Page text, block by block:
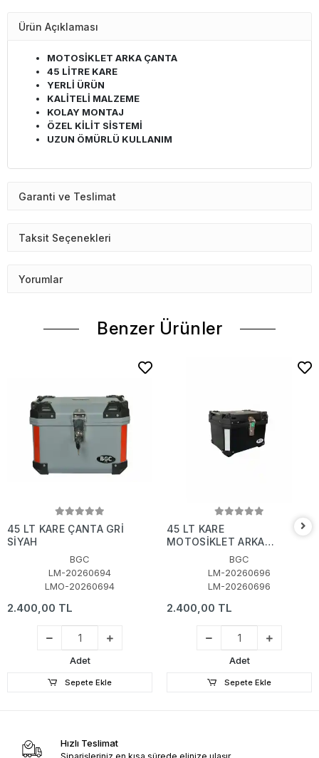
Ürün Açıklaması
MOTOSİKLET ARKA ÇANTA
45 LİTRE KARE
YERLİ ÜRÜN
KALİTELİ MALZEME
KOLAY MONTAJ
ÖZEL KİLİT SİSTEMİ
UZUN ÖMÜRLÜ KULLANIM
Garanti ve Teslimat
Taksit Seçenekleri
Yorumlar
Benzer Ürünler
45 LT KARE ÇANTA GRİ
SİYAH
BGC
LM-20260694
LMO-20260694
2.400,00 TL
Adet
Sepete Ekle
45 LT KARE
MOTOSİKLET ARKA
ÇANTA SİYAHBGC
LM-20260696
LM-20260696
2.400,00 TL
Adet
Sepete Ekle
Hızlı Teslimat